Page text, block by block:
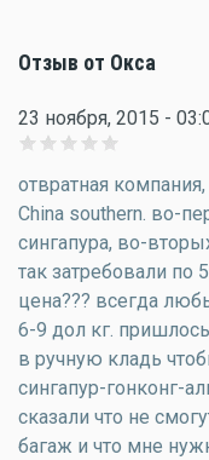
Отзыв от Окса
23 ноября, 2015 -
отвратная
China southern. во-
сингапура, во-
так затребовали по
цена??? всегда
6-9 дол кг.
в ручную кладь
сингапур-гонконг-
сказали что не
багаж и что мне